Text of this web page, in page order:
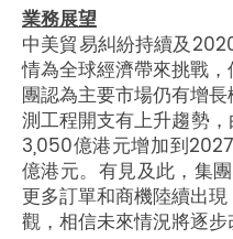
業務展望
中美貿易糾紛持續及
情為全球經濟帶來挑戰
團認為主要市場仍有增
測工程開支有上升趨勢
3,050億港元增加到
億港元。有見及此，集
更多訂單和商機陸續出
觀，相信未來情況將逐步